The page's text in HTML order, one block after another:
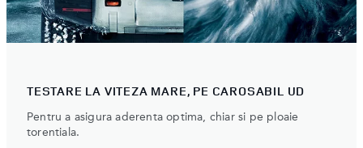
TESTARE LA VITEZA MARE, PE CAROSABIL UD
Pentru a asigura aderenta optima, chiar si pe ploaie
torentiala.